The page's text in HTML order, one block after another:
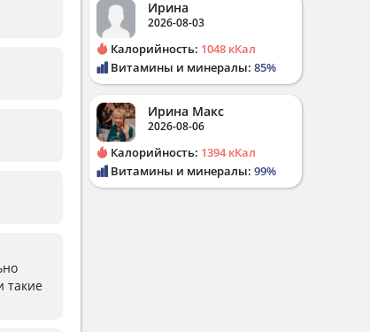
такие
Ирина
2026-08-03
Калорийность: 1048 кКал
Витамины и минералы: 85%
Ирина Макс
2026-08-06
Калорийность: 1394 кКал
Витамины и минералы: 99%